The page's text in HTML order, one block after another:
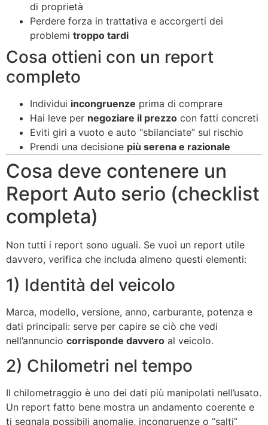
di proprietà
Perdere forza in trattativa e accorgerti dei
problemi troppo tardi
Cosa ottieni con un report
completo
Individui incongruenze prima di comprare
Hai leve per negoziare il prezzo con fatti concreti
Eviti giri a vuoto e auto “sbilanciate” sul rischio
Prendi una decisione più serena e razionale
Cosa deve contenere un
Report Auto serio (checklist
completa)
Non tutti i report sono uguali. Se vuoi un report utile
davvero, verifica che includa almeno questi elementi:
1) Identità del veicolo
Marca, modello, versione, anno, carburante, potenza e
dati principali: serve per capire se ciò che vedi
nell’annuncio corrisponde davvero al veicolo.
2) Chilometri nel tempo
Il chilometraggio è uno dei dati più manipolati nell’usato.
Un report fatto bene mostra un andamento coerente e
ti segnala possibili anomalie, incongruenze o “salti”